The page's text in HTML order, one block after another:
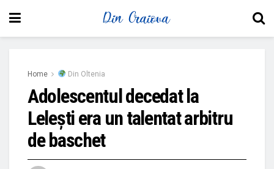
Home Din Oltenia
Adolescentul decedat la
Lelești era un talentat arbitru
de baschet